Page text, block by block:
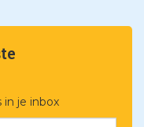
in je inbox